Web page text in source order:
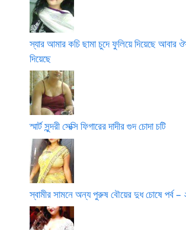
স্যার আমার কচি ছামা চুদে ফুলিয়ে দিয়েছে আবার
দিয়েছে
স্মার্ট সুন্দরী সেক্সি ফিগারের দাদীর গুদ চোদা চটি
স্বামীর সামনে অন্য পুরুষ বৌয়ের দুধ চোষে পর্ব –